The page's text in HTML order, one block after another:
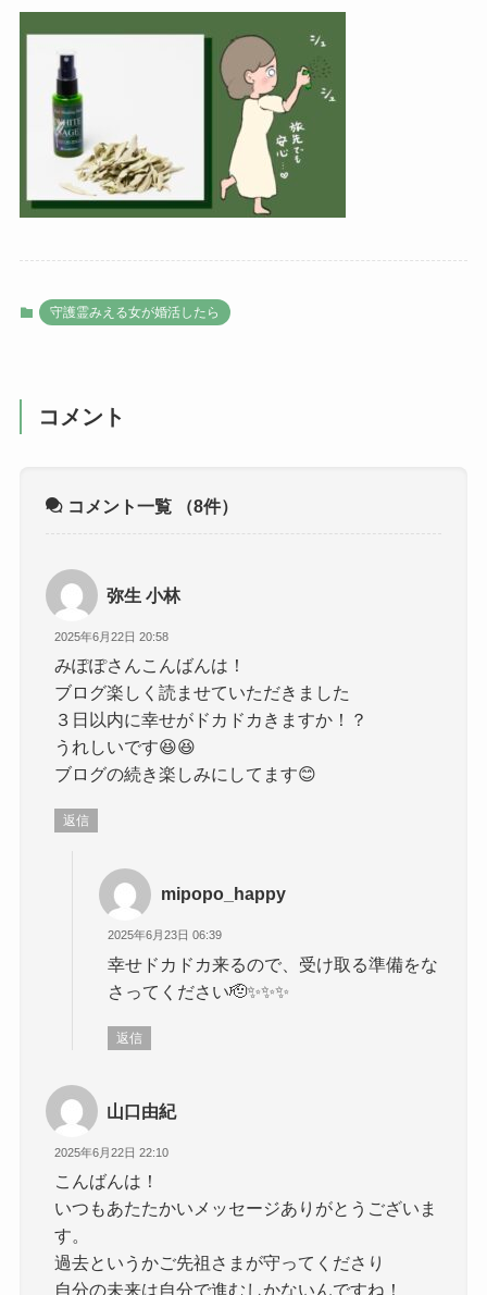
守護霊みえる女が婚活したら
コメント
コメント一覧 （8件）
弥生 小林
2025年6月22日 20:58
みぽぽさんこんばんは！
ブログ楽しく読ませていただきました
３日以内に幸せがドカドカきますか！？
うれしいです😆😆
ブログの続き楽しみにしてます😊
返信
mipopo_happy
2025年6月23日 06:39
幸せドカドカ来るので、受け取る準備をな
さってください🫡✨✨✨
返信
山口由紀
2025年6月22日 22:10
こんばんは！
いつもあたたかいメッセージありがとうございま
す。
過去というかご先祖さまが守ってくださり
自分の未来は自分で進むしかないんですね！